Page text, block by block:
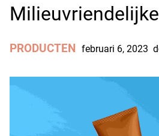
PRODUCTEN februari 6, 2023